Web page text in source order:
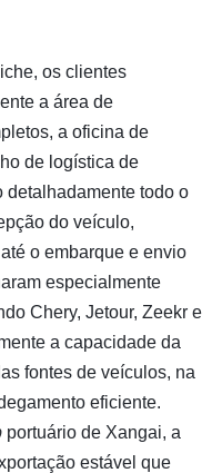
os clientes
a área de
a oficina de
de logística de
detalhadamente todo o
do veículo,
o embarque e envio
especialmente
Chery, Jetour, Zeekr e
a capacidade da
fontes de veículos, na
eficiente.
portuário de Xangai, a
estável que